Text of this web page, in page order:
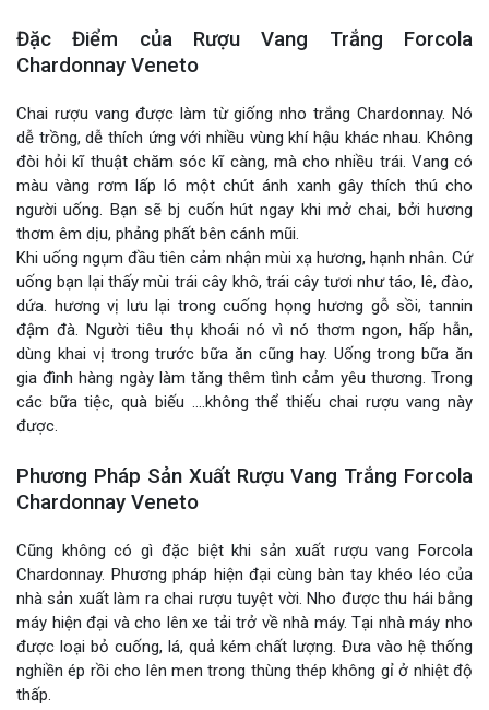
Đặc Điểm của Rượu Vang Trắng Forcola
Chardonnay Veneto
Chai rượu vang được làm từ giống nho trắng Chardonnay. Nó
dễ trồng, dễ thích ứng với nhiều vùng khí hậu khác nhau. Không
đòi hỏi kĩ thuật chăm sóc kĩ càng, mà cho nhiều trái. Vang có
màu vàng rơm lấp ló một chút ánh xanh gây thích thú cho
người uống. Bạn sẽ bj cuốn hút ngay khi mở chai, bởi hương
thơm êm dịu, phảng phất bên cánh mũi.
Khi uống ngụm đầu tiên cảm nhận mùi xạ hương, hạnh nhân. Cứ
uống bạn lại thấy mùi trái cây khô, trái cây tươi như táo, lê, đào,
dứa. hương vị lưu lại trong cuống họng hương gỗ sồi, tannin
đậm đà. Người tiêu thụ khoái nó vì nó thơm ngon, hấp hẫn,
dùng khai vị trong trước bữa ăn cũng hay. Uống trong bữa ăn
gia đình hàng ngày làm tăng thêm tình cảm yêu thương. Trong
các bữa tiệc, quà biếu ….không thể thiếu chai rượu vang này
được.
Phương Pháp Sản Xuất Rượu Vang Trắng Forcola
Chardonnay Veneto
Cũng không có gì đặc biệt khi sản xuất rượu vang Forcola
Chardonnay. Phương pháp hiện đại cùng bàn tay khéo léo của
nhà sản xuất làm ra chai rượu tuyệt vời. Nho được thu hái bằng
máy hiện đại và cho lên xe tải trở về nhà máy. Tại nhà máy nho
được loại bỏ cuống, lá, quả kém chất lượng. Đưa vào hệ thống
nghiền ép rồi cho lên men trong thùng thép không gỉ ở nhiệt độ
thấp.